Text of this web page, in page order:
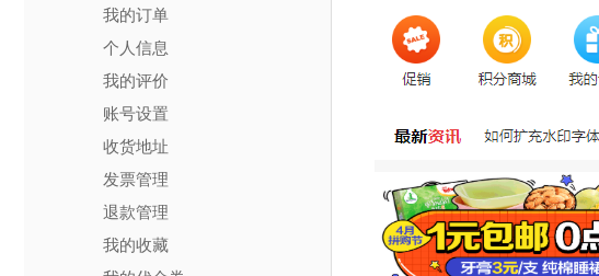
我的订单
个人信息
我的评价
账号设置
收货地址
发票管理
退款管理
我的收藏